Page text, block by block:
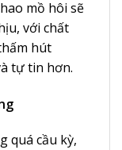
mồ hôi sẽ
với chất
hút
tự tin hơn.
quá cầu kỳ,